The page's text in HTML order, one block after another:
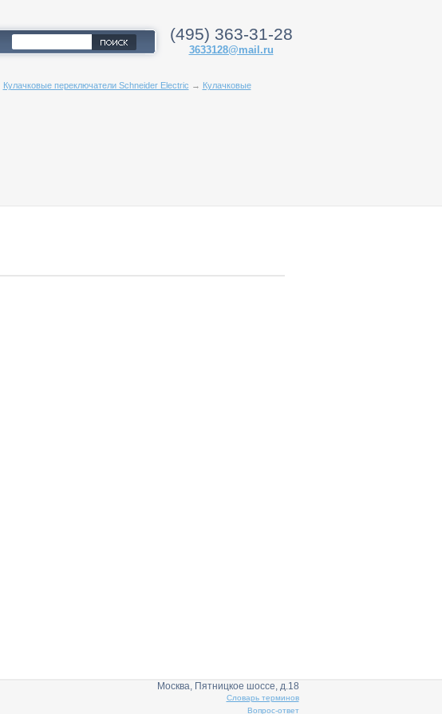
(495) 363-31-28
3633128@mail.ru
Кулачковые переключатели Schneider Electric → Кулачковые
Москва, Пятницкое шоссе, д.18
Словарь терминов
Вопрос-ответ